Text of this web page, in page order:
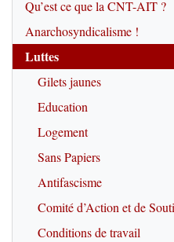
Qu’est ce que la CNT-AIT ?
Anarchosyndicalisme !
Luttes
Gilets jaunes
Education
Logement
Sans Papiers
Antifascisme
Comité d’Action et de
Conditions de travail